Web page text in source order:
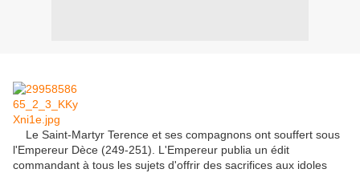
Le Saint-Martyr Terence et ses compagnons ont souffert sous
l'Empereur Dèce (249-251). L'Empereur publia un édit
commandant à tous les sujets d'offrir des sacrifices aux idoles